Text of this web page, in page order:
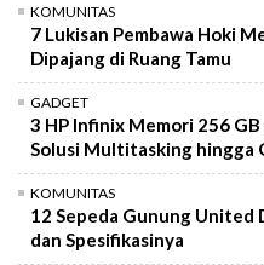
KOMUNITAS
7 Lukisan Pembawa Hoki
Dipajang di Ruang Tamu
GADGET
3 HP Infinix Memori 256
Solusi Multitasking hingga
KOMUNITAS
12 Sepeda Gunung
dan Spesifikasinya